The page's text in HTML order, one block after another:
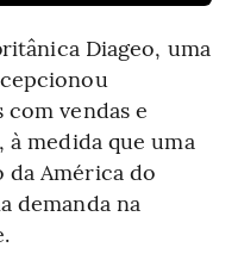
Diageo, uma
vendas e
medida que uma
da América do
demanda na